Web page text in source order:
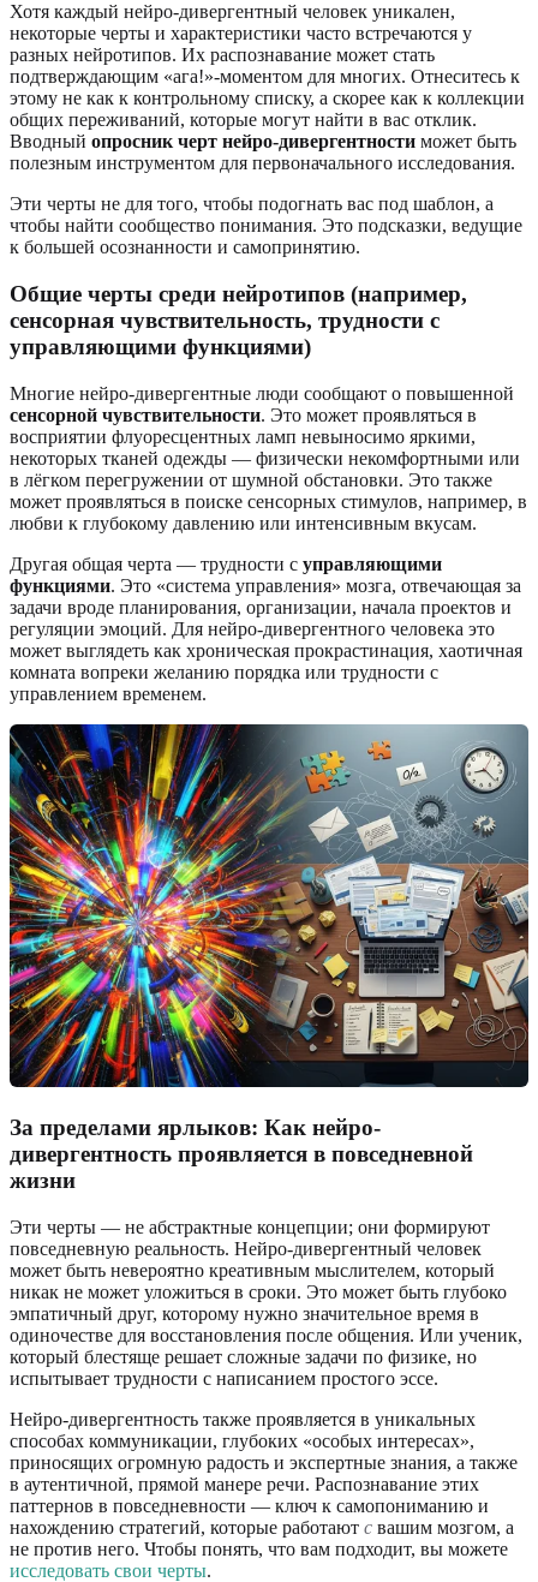
Хотя каждый нейро-дивергентный человек уникален,
некоторые черты и характеристики часто встречаются у
разных нейротипов. Их распознавание может стать
подтверждающим «ага!»-моментом для многих. Отнеситесь к
этому не как к контрольному списку, а скорее как к коллекции
общих переживаний, которые могут найти в вас отклик.
Вводный опросник черт нейро-дивергентности может быть
полезным инструментом для первоначального исследования.
Эти черты не для того, чтобы подогнать вас под шаблон, а
чтобы найти сообщество понимания. Это подсказки, ведущие
к большей осознанности и самопринятию.
Общие черты среди нейротипов (например,
сенсорная чувствительность, трудности с
управляющими функциями)
Многие нейро-дивергентные люди сообщают о повышенной
сенсорной чувствительности. Это может проявляться в
восприятии флуоресцентных ламп невыносимо яркими,
некоторых тканей одежды — физически некомфортными или
в лёгком перегружении от шумной обстановки. Это также
может проявляться в поиске сенсорных стимулов, например, в
любви к глубокому давлению или интенсивным вкусам.
Другая общая черта — трудности с управляющими
функциями. Это «система управления» мозга, отвечающая за
задачи вроде планирования, организации, начала проектов и
регуляции эмоций. Для нейро-дивергентного человека это
может выглядеть как хроническая прокрастинация, хаотичная
комната вопреки желанию порядка или трудности с
управлением временем.
За пределами ярлыков: Как нейро-
дивергентность проявляется в повседневной
жизни
Эти черты — не абстрактные концепции; они формируют
повседневную реальность. Нейро-дивергентный человек
может быть невероятно креативным мыслителем, который
никак не может уложиться в сроки. Это может быть глубоко
эмпатичный друг, которому нужно значительное время в
одиночестве для восстановления после общения. Или ученик,
который блестяще решает сложные задачи по физике, но
испытывает трудности с написанием простого эссе.
Нейро-дивергентность также проявляется в уникальных
способах коммуникации, глубоких «особых интересах»,
приносящих огромную радость и экспертные знания, а также
в аутентичной, прямой манере речи. Распознавание этих
паттернов в повседневности — ключ к самопониманию и
нахождению стратегий, которые работают с вашим мозгом, а
не против него. Чтобы понять, что вам подходит, вы можете
исследовать свои черты.